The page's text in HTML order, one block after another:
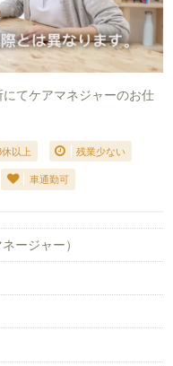
てケアマネジャーのお仕
以上 残業少ない
車通勤可
ージャー）